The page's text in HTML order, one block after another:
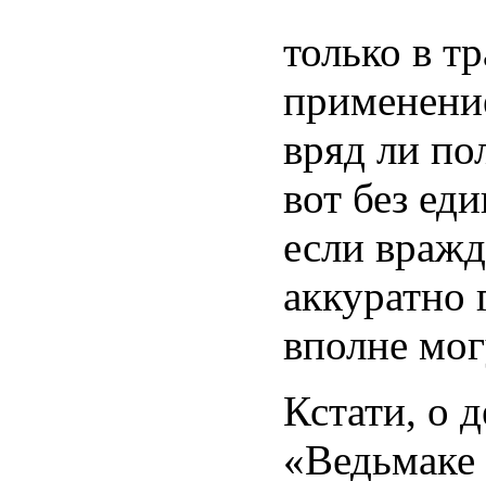
только в
вряд ли
вот без
если
аккуратно
вполне
Кстати, о